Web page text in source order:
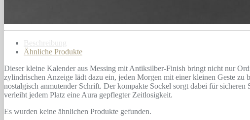
Beschreibung
Ähnliche Produkte
Dieser kleine Kalender aus Messing mit Antiksilber-Finish bringt nicht nur
zylindrischen Anzeige lädt dazu ein, jeden Morgen mit einer kleinen Geste zu
nostalgisch anmutender Schrift. Der kompakte Sockel sorgt dabei für
verleiht jedem Platz eine Aura gepflegter Zeitlosigkeit.
Es wurden keine ähnlichen Produkte gefunden.